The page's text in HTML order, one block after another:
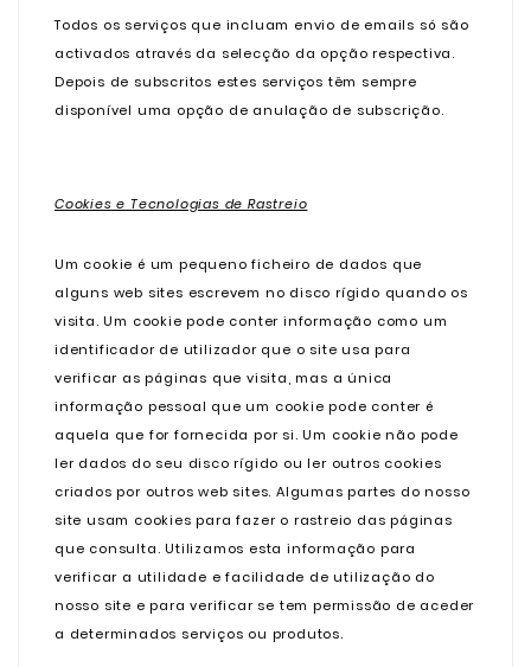
Todos os serviços que incluam envio de emails só são
activados através da selecção da opção respectiva.
Depois de subscritos estes serviços têm sempre
disponível uma opção de anulação de subscrição.
Cookies e Tecnologias de Rastreio
Um cookie é um pequeno ficheiro de dados que
alguns web sites escrevem no disco rígido quando os
visita. Um cookie pode conter informação como um
identificador de utilizador que o site usa para
verificar as páginas que visita, mas a única
informação pessoal que um cookie pode conter é
aquela que for fornecida por si. Um cookie não pode
ler dados do seu disco rígido ou ler outros cookies
criados por outros web sites. Algumas partes do nosso
site usam cookies para fazer o rastreio das páginas
que consulta. Utilizamos esta informação para
verificar a utilidade e facilidade de utilização do
nosso site e para verificar se tem permissão de aceder
a determinados serviços ou produtos.